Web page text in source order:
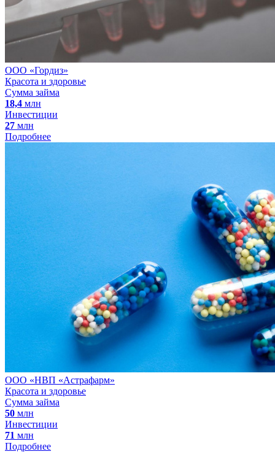
ООО «Гордиз»
Красота и здоровье
Сумма займа
18,4 млн
Инвестиции
27 млн
Подробнее
ООО «НВП «Астрафарм»
Красота и здоровье
Сумма займа
50 млн
Инвестиции
71 млн
Подробнее